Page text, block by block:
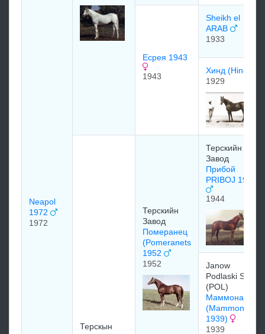
Neapol
1972
1972
Есрея 1943
1943
Sheikh el
ARAB
1933
Хинд (Hind)
1929
Терскын
Терскийн
Завод
Померанец
(Pomeranets
1952
1952
Терскийн
Завод
Прибой
PRIBOJ 1944
1944
Janow
Podlaski Stud
(POL)
Маммона
(Mammona
1939)
1939